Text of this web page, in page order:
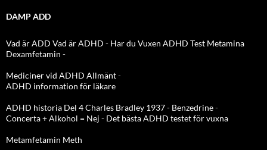
DAMP ADD
Vad är ADD Vad är ADHD - Har du Vuxen ADHD Test Metamina
Dexamfetamin -
Mediciner vid ADHD Allmänt-
ADHD information för läkare
ADHD historia Del 4 Charles Bradley 1937 - Benzedrine-
Concerta + Alkohol = Nej - Det bästa ADHD testet för vuxna
Metamfetamin Meth